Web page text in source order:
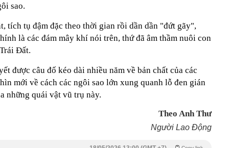
sao.
tích tụ đậm đặc theo thời gian rồi dần dần "đứt gãy",
là các đám mây khí nói trên, thứ đã âm thầm nuôi con
Đất.
được câu đố kéo dài nhiều năm về bản chất của các
mới về cách các ngôi sao lớn xung quanh lỗ đen gián
những quái vật vũ trụ này.
Theo Anh Thư
Người Lao Động